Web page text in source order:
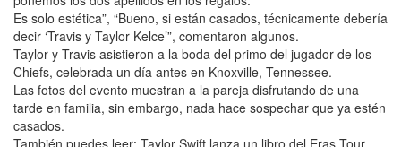
Es solo estética”, “Bueno, si están casados, técnicamente debería
decir ‘Travis y Taylor Kelce’”, comentaron algunos.
Taylor y Travis asistieron a la boda del primo del jugador de los
Chiefs, celebrada un día antes en Knoxville, Tennessee.
Las fotos del evento muestran a la pareja disfrutando de una
tarde en familia, sin embargo, nada hace sospechar que ya estén
casados.
También puedes leer: Taylor Swift lanza un libro del Eras Tour